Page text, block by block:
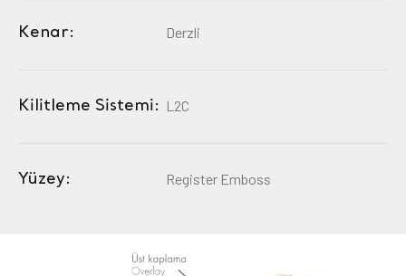
Kenar: Derzli
Kilitleme Sistemi: L2C
Yüzey: Register Emboss